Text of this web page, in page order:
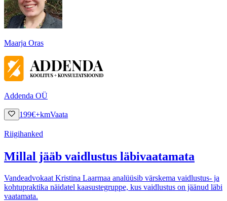
Maarja Oras
Addenda OÜ
199€+kmVaata
Riigihanked
Millal jääb vaidlustus läbivaatamata
Vandeadvokaat Kristina Laarmaa analüüsib värskema vaidlustus- ja
kohtupraktika näidatel kaasustegruppe, kus vaidlustus on jäänud läbi
vaatamata.